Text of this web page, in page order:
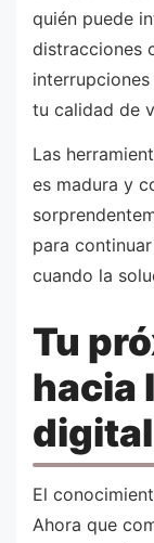
quién puede
distracciones
tu calidad de
Las
es madura y
para
cuando la
Tu
hacia
El
Ahora que